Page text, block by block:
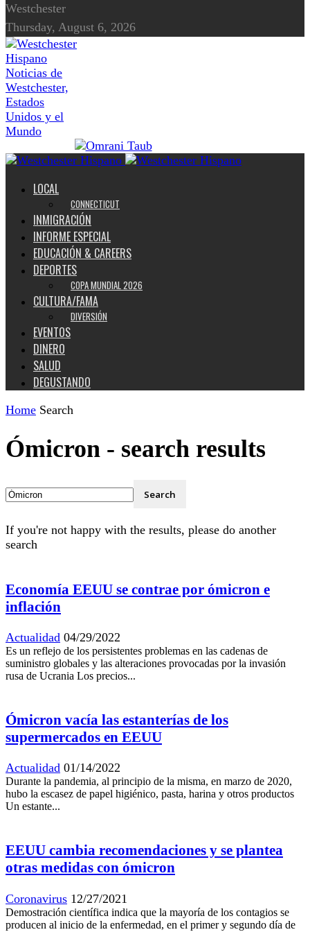
Westchester
Thursday, August 6, 2026
Noticias de
Westchester,
Estados
Unidos y el
Mundo
LOCAL
CONNECTICUT
INMIGRACIÓN
INFORME ESPECIAL
EDUCACIÓN & CAREERS
DEPORTES
COPA MUNDIAL 2026
CULTURA/FAMA
DIVERSIÓN
EVENTOS
DINERO
SALUD
DEGUSTANDO
Home Search
Ómicron - search results
If you're not happy with the results, please do another
search
Economía EEUU se contrae por ómicron e
inflación
Actualidad 04/29/2022
Es un reflejo de los persistentes problemas en las cadenas de
suministro globales y las alteraciones provocadas por la invasión
rusa de Ucrania Los precios...
Ómicron vacía las estanterías de los
supermercados en EEUU
Actualidad 01/14/2022
Durante la pandemia, al principio de la misma, en marzo de 2020,
hubo la escasez de papel higiénico, pasta, harina y otros productos
Un estante...
EEUU cambia recomendaciones y se plantea
otras medidas con ómicron
Coronavirus 12/27/2021
Demostración científica indica que la mayoría de los contagios se
producen al inicio de la enfermedad, en el primer y segundo día de